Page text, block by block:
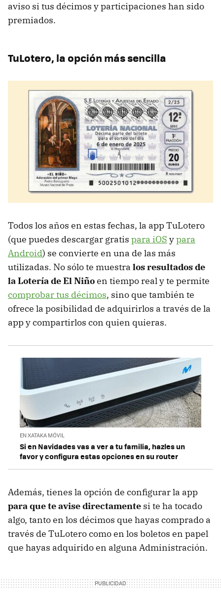
aviso si tus décimos y participaciones han sido
premiados.
TuLotero, la opción más sencilla
Todos los años en estas fechas, la app TuLotero
(que puedes descargar gratis para iOS ypara
Android) se convierte en una de las más
utilizadas. No sólo te muestra los resultados de
la Lotería de El Niñoen tiempo real y te permite
comprobar tus décimos, sino que también te
ofrece la posibilidad de adquirirlos a través de la
app y compartirlos con quien quieras.
EN XATAKA MÓVIL
Si en Navidades vas a ver a tu familia, hazles un
favor y configura estas opciones en su router
Además, tienes la opción de configurar la app
para que te avise directamente si te ha tocado
algo, tanto en los décimos que hayas comprado a
través de TuLotero como en los boletos en papel
que hayas adquirido en alguna Administración.